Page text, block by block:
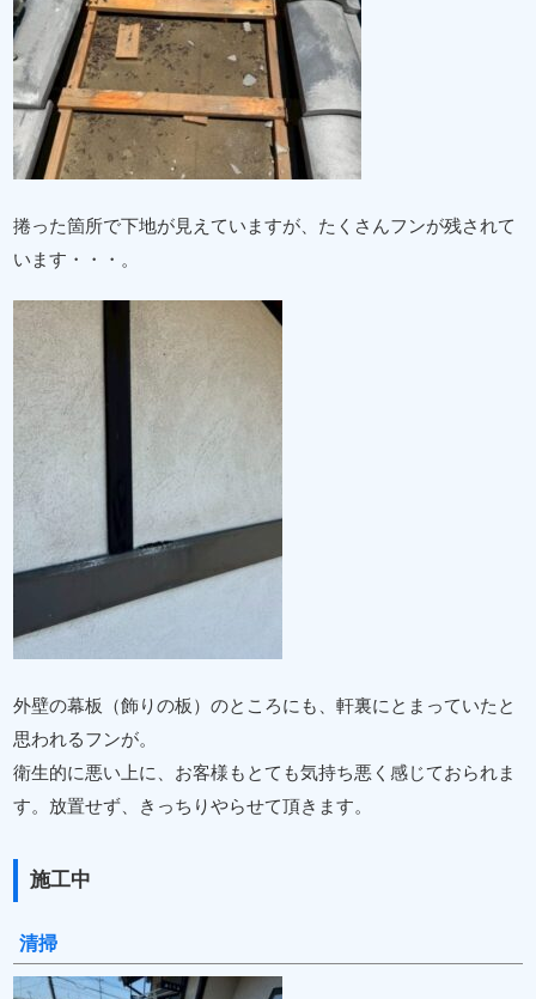
捲った箇所で下地が見えていますが、たくさんフンが残されて
います・・・。
外壁の幕板（飾りの板）のところにも、軒裏にとまっていたと
思われるフンが。
衛生的に悪い上に、お客様もとても気持ち悪く感じておられま
す。放置せず、きっちりやらせて頂きます。
施工中
清掃